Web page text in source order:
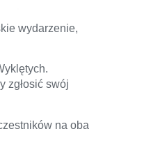
wydarzenie,
zgłosić swój
na oba